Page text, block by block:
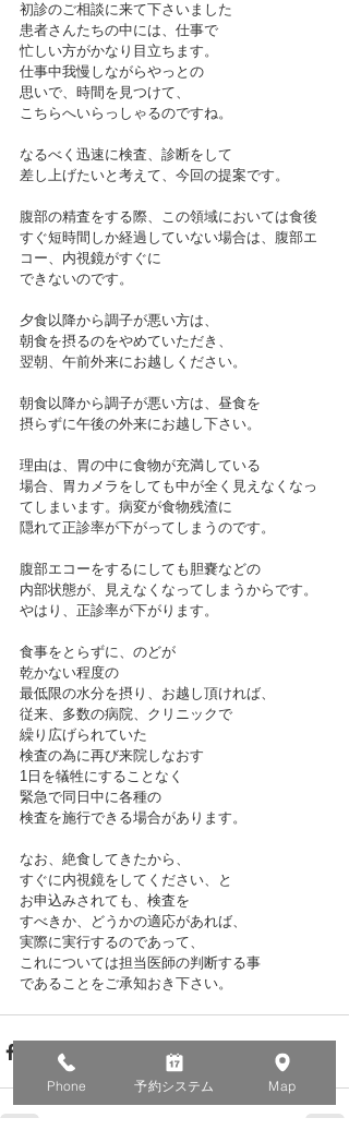
初診のご相談に来て下さいました
患者さんたちの中には、仕事で
忙しい方がかなり目立ちます。
仕事中我慢しながらやっとの
思いで、時間を見つけて、
こちらへいらっしゃるのですね。
なるべく迅速に検査、診断をして
差し上げたいと考えて、今回の提案です。
腹部の精査をする際、この領域においては食後
すぐ短時間しか経過していない場合は、腹部エ
コー、内視鏡がすぐに
できないのです。
夕食以降から調子が悪い方は、
朝食を摂るのをやめていただき、
翌朝、午前外来にお越しください。
朝食以降から調子が悪い方は、昼食を
摂らずに午後の外来にお越し下さい。
理由は、胃の中に食物が充満している
場合、胃カメラをしても中が全く見えなくなっ
てしまいます。病変が食物残渣に
隠れて正診率が下がってしまうのです。
腹部エコーをするにしても胆嚢などの
内部状態が、見えなくなってしまうからです。
やはり、正診率が下がります。
食事をとらずに、のどが
乾かない程度の
最低限の水分を摂り、お越し頂ければ、
従来、多数の病院、クリニックで
繰り広げられていた
検査の為に再び来院しなおす
1日を犠牲にすることなく
緊急で同日中に各種の
検査を施行できる場合があります。
なお、絶食してきたから、
すぐに内視鏡をしてください、と
お申込みされても、検査を
すべきか、どうかの適応があれば、
実際に実行するのであって、
これについては担当医師の判断する事
であることをご承知おき下さい。
Phone 予約システム Map